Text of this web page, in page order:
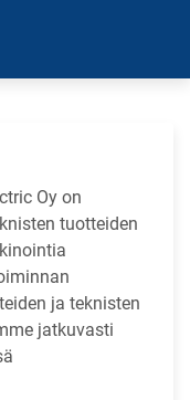
Oy on
tuotteiden
ja teknisten
jatkuvasti